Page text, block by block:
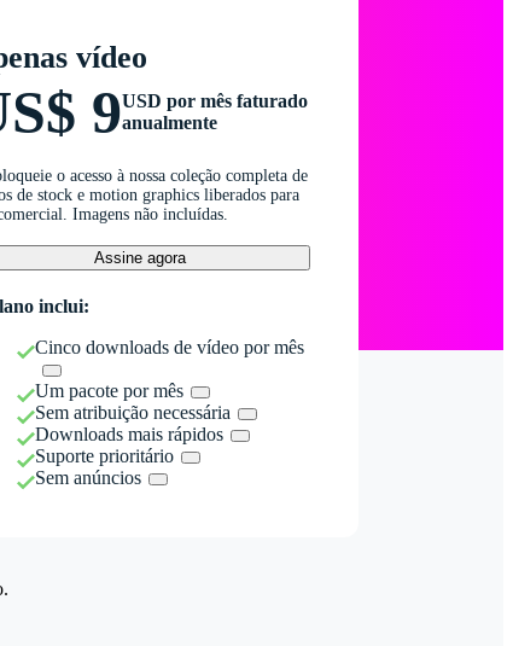
vídeo
9USD por mês faturado
anualmente
o acesso à nossa coleção completa de
de stock e motion graphics liberados para
Imagens não incluídas.
Assine agora
inclui:
Cinco downloads de vídeo por mês
Um pacote por mês
Sem atribuição necessária
Downloads mais rápidos
Suporte prioritário
Sem anúncios